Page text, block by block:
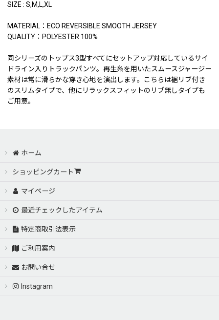
SIZE : S,M,L,XL
MATERIAL：ECO REVERSIBLE SMOOTH JERSEY
QUALITY：POLYESTER 100%
同シリーズのトップス3型すべてにセットアップ対応しているサイ
ドライン入りトラックパンツ。再生糸を用いたスムースジャージー
素材は常に滑らかな穿き心地を演出します。こちらは裾リブ付き
のスリムタイプで、他にリラックスフィットのリブ無しタイプも
ご用意。
ホーム
ショッピングカート
マイページ
最近チェックしたアイテム
特定商取引法表示
ご利用案内
お問い合せ
Instagram